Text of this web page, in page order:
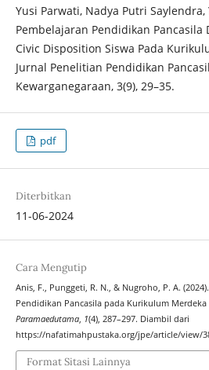
Yusi Parwati, Nadya Putri Saylendra,
Pembelajaran Pendidikan Pancasila
Civic Disposition Siswa Pada
Jurnal Penelitian Pendidikan
Kewarganegaraan, 3(9), 29–35.
pdf
Diterbitkan
11-06-2024
Cara Mengutip
Anis, F., Punggeti, R. N., & Nugroho, P. A.
Pendidikan Pancasila pada Kurikulum Merdeka
Paramaedutama, 1(4), 287–297. Diambil dari
https://nafatimahpustaka.org/jpe/article/view/
Format Sitasi Lainnya